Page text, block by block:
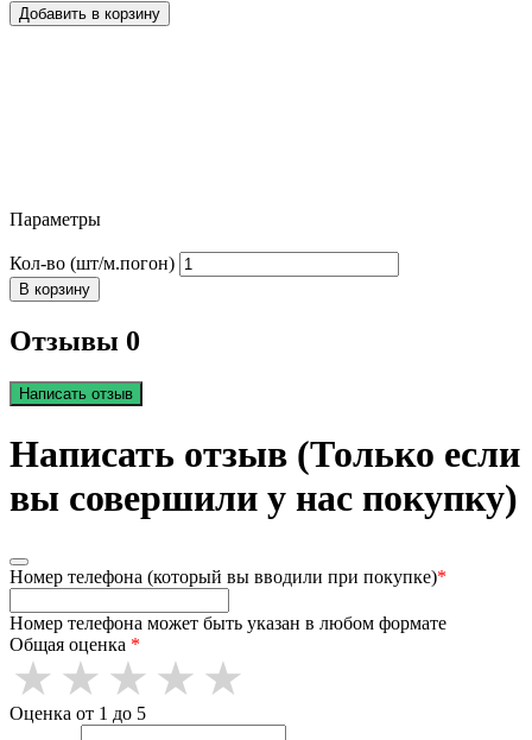
Добавить в корзину
Параметры
Кол-во (шт/м.погон)
В корзину
Отзывы 0
Написать отзыв
Написать отзыв (Только если
вы совершили у нас покупку)
Номер телефона (который вы вводили при покупке)*
Номер телефона может быть указан в любом формате
Общая оценка *
Оценка от 1 до 5